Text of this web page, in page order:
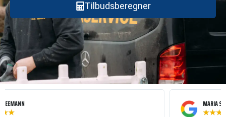
Tilbudsberegner
MARIA SØRENSEN
★★★ ★★